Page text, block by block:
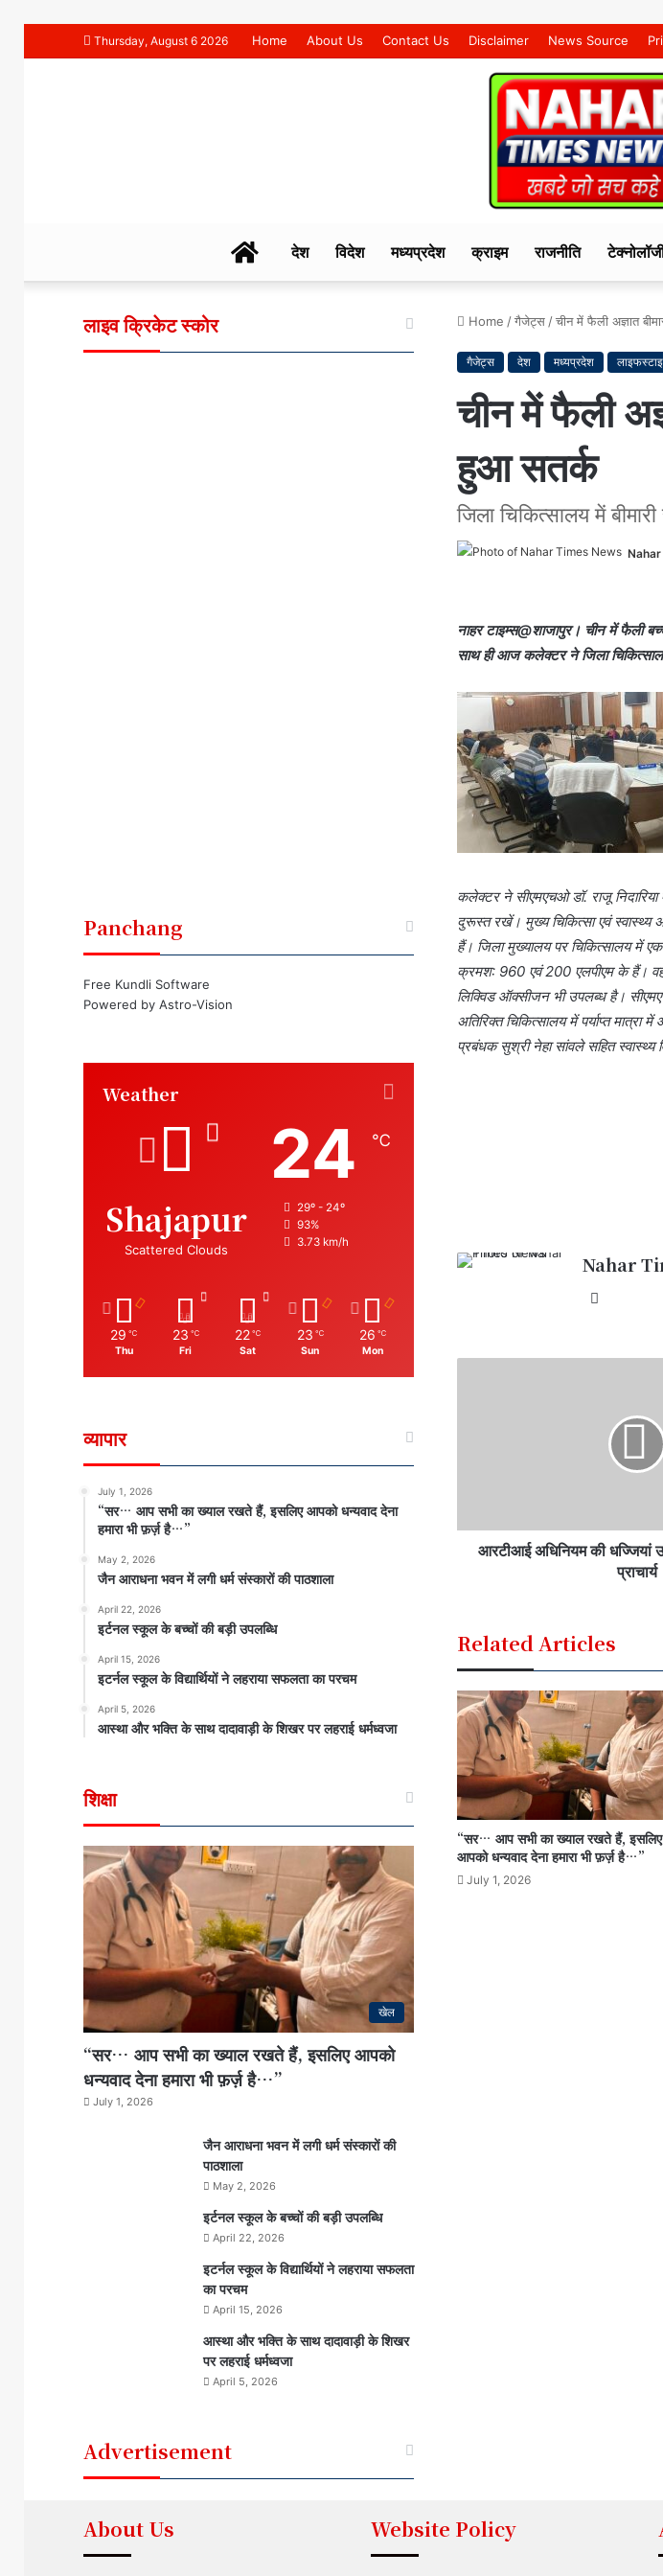
Thursday, August 6 2026 Home About Us Contact Us Disclaimer News Source
NAHAR
देश विदेश मध्यप्रदेश क्राइम राजनीति
Home /गैजेट्स /चीन में फैली अज्ञात
गैजेट्स देश मध्यप्रदेश
चीन में फैली
हुआ सतर्क
जिला चिकित्सालय में
नाहर टाइम्स@शाजापुर। चीन में फैली
साथ ही आज कलेक्टर ने जिला
कलेक्टर ने सीएमएचओ डॉ. राजू निदारिया
दुरूस्त रखें। मुख्य चिकित्सा एवं स्वास्थ्य
हैं। जिला मुख्यालय पर चिकित्सालय में
क्रमश: 960 एवं 200 एलपीएम के हैं।
लिक्विड ऑक्सीजन भी उपलब्ध है।
अतिरिक्त चिकित्सालय में पर्याप्त
प्रबंधक सुश्री नेहा सांवले सहित स्वास्थ्य
Nahar
आरटीआई अधिनियम की धज्जियां
प्राचार्य
Related Articles
“सर… आप सभी का ख्याल रखते हैं, इसलिए
आपको धन्यवाद देना हमारा भी फ़र्ज़ है…”
July 1, 2026
लाइव क्रिकेट स्कोर
Panchang
Free Kundli Software
Powered by Astro-Vision
Weather
Shajapur
Scattered Clouds
24 ℃
29º - 24º
93%
3.73 km/h
29 ℃
Thu
23 ℃
Fri
22 ℃
Sat
23 ℃
Sun
26 ℃
Mon
व्यापार
July 1, 2026
“सर… आप सभी का ख्याल रखते हैं, इसलिए आपको धन्यवाद देना
हमारा भी फ़र्ज़ है…”
May 2, 2026
जैन आराधना भवन में लगी धर्म संस्कारों की पाठशाला
April 22, 2026
इर्टनल स्कूल के बच्चों की बड़ी उपलब्धि
April 15, 2026
इटर्नल स्कूल के विद्यार्थियों ने लहराया सफलता का परचम
April 5, 2026
आस्था और भक्ति के साथ दादावाड़ी के शिखर पर लहराई धर्मध्वजा
शिक्षा
खेल
“सर… आप सभी का ख्याल रखते हैं, इसलिए आपको
धन्यवाद देना हमारा भी फ़र्ज़ है…”
July 1, 2026
जैन आराधना भवन में लगी धर्म संस्कारों की
पाठशाला
May 2, 2026
इर्टनल स्कूल के बच्चों की बड़ी उपलब्धि
April 22, 2026
इटर्नल स्कूल के विद्यार्थियों ने लहराया सफलता
का परचम
April 15, 2026
आस्था और भक्ति के साथ दादावाड़ी के शिखर
पर लहराई धर्मध्वजा
April 5, 2026
Advertisement
About Us Website Policy